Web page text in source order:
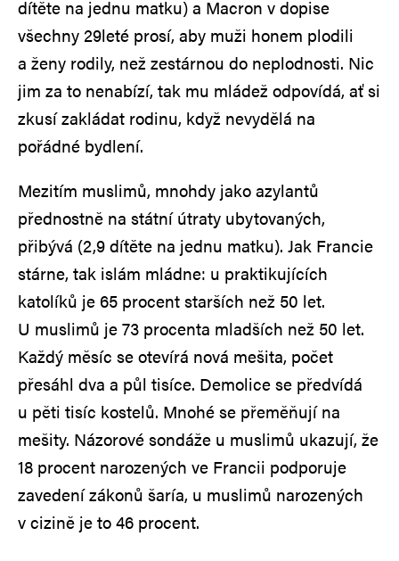
dítěte na jednu matku) a Macron v dopise
všechny 29leté prosí, aby muži honem plodili
a ženy rodily, než zestárnou do neplodnosti. Nic
jim za to nenabízí, tak mu mládež odpovídá, ať si
zkusí zakládat rodinu, když nevydělá na
pořádné bydlení.
Mezitím muslimů, mnohdy jako azylantů
přednostně na státní útraty ubytovaných,
přibývá (2,9 dítěte na jednu matku). Jak Francie
stárne, tak islám mládne: u praktikujících
katolíků je 65 procent starších než 50 let.
U muslimů je 73 procenta mladších než 50 let.
Každý měsíc se otevírá nová mešita, počet
přesáhl dva a půl tisíce. Demolice se předvídá
u pěti tisíc kostelů. Mnohé se přeměňují na
mešity. Názorové sondáže u muslimů ukazují, že
18 procent narozených ve Francii podporuje
zavedení zákonů šaría, u muslimů narozených
v cizině je to 46 procent.